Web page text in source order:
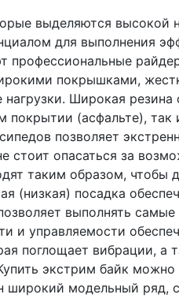
выделяются высокой
для выполнения
профессиональные
покрышками,
Широкая резина
покрытии (асфальте), так
позволяет
стоит опасаться за
таким образом, чтобы
(низкая) посадка
выполнять
и управляемости
поглощает вибрации, а
экстрим байк
широкий модельный ряд,